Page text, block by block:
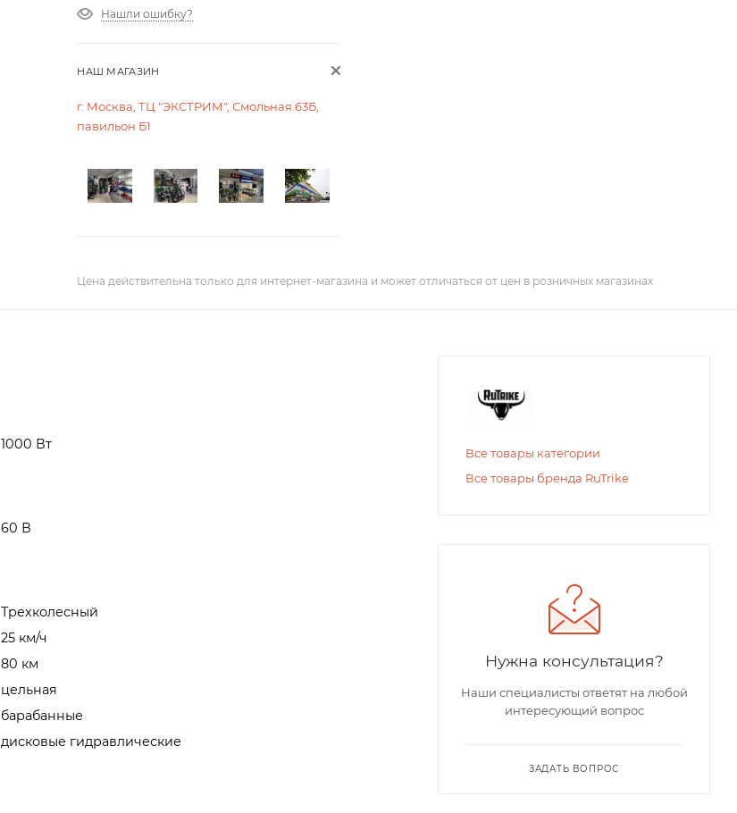
Нашли ошибку?
НАШ МАГАЗИН
г. Москва, ТЦ "ЭКСТРИМ", Смольная 63Б,
павильон Б1
Цена действительна только для интернет-магазина и может отличаться от цен в розничных магазинах
1000 Вт
60 В
Трехколесный
25 км/ч
80 км
цельная
барабанные
дисковые гидравлические
Все товары категории
Все товары бренда RuTrike
Нужна консультация?
Наши специалисты ответят на любой
интересующий вопрос
ЗАДАТЬ ВОПРОС